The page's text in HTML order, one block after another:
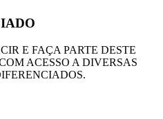
E FAÇA PARTE DESTE
ACESSO A DIVERSAS